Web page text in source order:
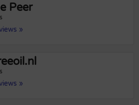
Peer
»
»